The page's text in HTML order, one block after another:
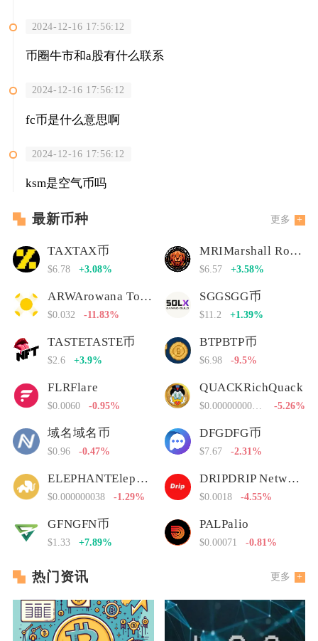
2024-12-16 17:56:12
币圈牛市和a股有什么联系
2024-12-16 17:56:12
fc币是什么意思啊
2024-12-16 17:56:12
ksm是空气币吗
最新币种 更多
TAXTAX币
$6.78 +3.08%
MRIMarshall Rogan Inu
$6.57 +3.58%
ARWArowana Token
$0.032 -11.83%
SGGSGG币
$11.2 +1.39%
TASTETASTE币
$2.6 +3.9%
BTPBTP币
$6.98 -9.5%
FLRFlare
$0.0060 -0.95%
QUACKRichQuack
-5.26%
域名域名币
$0.96 -0.47%
DFGDFG币
$7.67 -2.31%
ELEPHANTElephant Money
$0.000000038 -1.29%
DRIPDRIP Network
$0.0018 -4.55%
GFNGFN币
$1.33 +7.89%
PALPalio
$0.00071 -0.81%
热门资讯 更多